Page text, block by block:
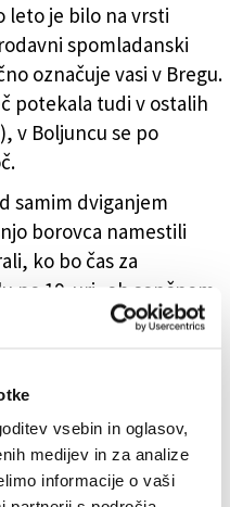
vsebin in oglasov,
medijev in za analize
informacije o vaši
FOTODAMJ@N)
leto je bilo na vrsti
spomladanski
označuje vasi v Bregu.
potekala tudi v ostalih
v Boljuncu se po
samim dviganjem
borovca namestili
ko bo čas za
po 19. uri, ob sončnem
trenutek, ko se
zastavo na vrhu –
je potrebna prijava